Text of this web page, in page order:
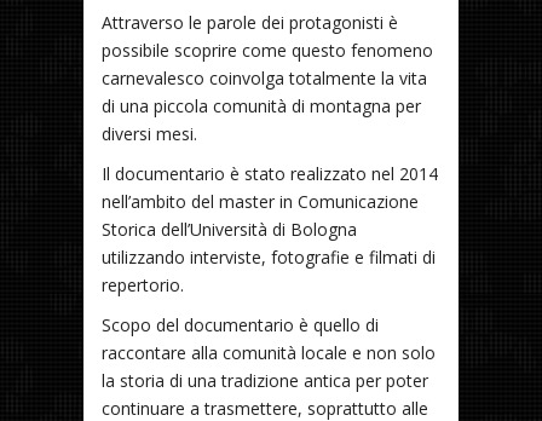
Attraverso le parole dei protagonisti è
possibile scoprire come questo fenomeno
carnevalesco coinvolga totalmente la vita
di una piccola comunità di montagna per
diversi mesi.
Il documentario è stato realizzato nel 2014
nell’ambito del master in Comunicazione
Storica dell’Università di Bologna
utilizzando interviste, fotografie e filmati di
repertorio.
Scopo del documentario è quello di
raccontare alla comunità locale e non solo
la storia di una tradizione antica per poter
continuare a trasmettere, soprattutto alle